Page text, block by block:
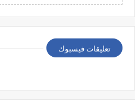
تعليقات فيسبوك